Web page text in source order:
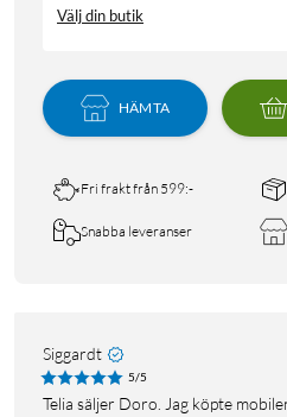
Välj din butik
HÄMTA
Fri frakt från 599:-
Snabba leveranser
Siggardt
5/5
Telia säljer Doro. Jag köpte mobilen för högst två år sen med